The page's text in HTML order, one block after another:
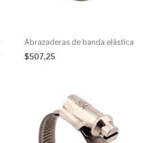
Abrazaderas de banda elástica
$507,25